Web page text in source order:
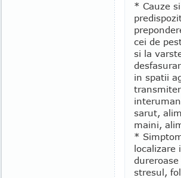
* Cauze
cei de
si la
in spatii
sarut,
maini,
*
localizare
stresul,